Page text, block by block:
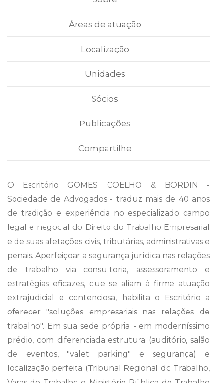
Áreas de atuação
Localização
Unidades
Sócios
Publicações
Compartilhe
O Escritório GOMES COELHO & BORDIN -
Sociedade de Advogados - traduz mais de 40 anos
de tradição e experiência no especializado campo
legal e negocial do Direito do Trabalho Empresarial
e de suas afetações civis, tributárias, administrativas e
penais. Aperfeiçoar a segurança jurídica nas relações
de trabalho via consultoria, assessoramento e
estratégias eficazes, que se aliam à firme atuação
extrajudicial e contenciosa, habilita o Escritório a
oferecer "soluções empresariais nas relações de
trabalho". Em sua sede própria - em moderníssimo
prédio, com diferenciada estrutura (auditório, salão
de eventos, "valet parking" e segurança) e
localização perfeita (Tribunal Regional do Trabalho,